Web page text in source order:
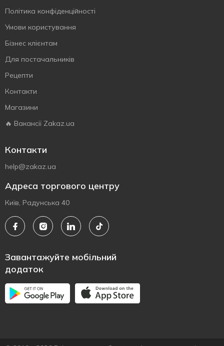
Політика конфіденційності
Умови користування
Бізнес клієнтам
Для постачальників
Рецепти
Контакти
Магазини
🔥 Вакансії Zakaz.ua
Контакти
help@zakaz.ua
Адреса торгового центру
Київ, Радунська 40
Завантажуйте мобільний
додаток